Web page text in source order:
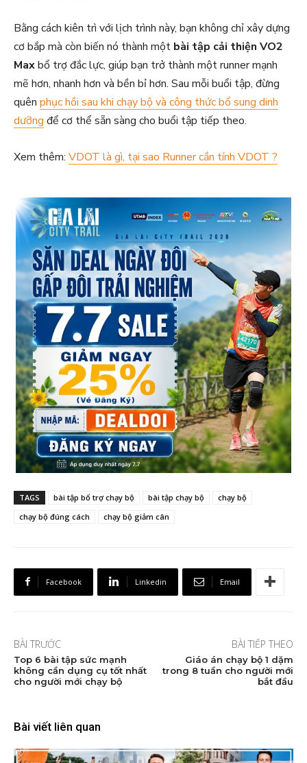
Bằng cách kiên trì với lịch trình này, bạn không chỉ xây dựng
cơ bắp mà còn biến nó thành một bài tập cải thiện VO2
Maxbổ trợ đắc lực, giúp bạn trở thành một runner mạnh
mẽ hơn, nhanh hơn và bền bỉ hơn. Sau mỗi buổi tập, đừng
quên phục hồi sau khi chạy bộ và công thức bổ sung dinh
dưỡng để cơ thể sẵn sàng cho buổi tập tiếp theo.
Xem thêm: VDOT là gì, tại sao Runner cần tính VDOT ?
TAGS bài tập bổ trợ chạy bộ bài tập chạy bộ
chạy bộ
chạy bộ đúng cách
chạy bộ giảm cân
Facebook Linkedin Email
BÀI TRƯỚC
Top 6 bài tập sức mạnh
không cần dụng cụ tốt nhất
cho người mới chạy bộ
BÀI TIẾP THEO
Giáo án chạy bộ 1 dặm
trong 8 tuần cho người mới
bắt đầu
Bài viết liên quan